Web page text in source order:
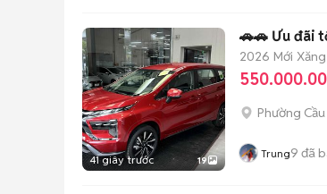
41 giây trước 19
2026 Mới Xăng
Phường
Trung9 đã